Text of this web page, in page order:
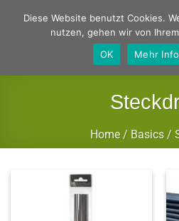
Inhalt
Home / Basics /
Diese Website benutzt Cookies.
nutzen, gehen wir von
OK
Mehr